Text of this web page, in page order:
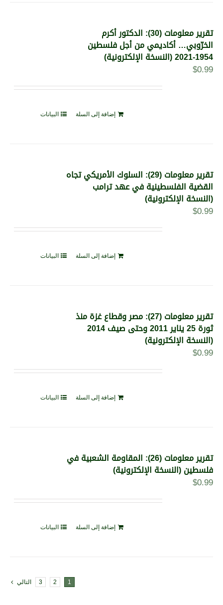
تقرير معلومات (30): الدكتور أكرم
الخرّوبي… أكاديمي من أجل فلسطين
1954-2021 (النسخة الإلكترونية)
$0.99
إضافة إلى السلة البيانات
تقرير معلومات (29): السلوك الأمريكي تجاه
القضية الفلسطينية في عهد ترامب
(النسخة الإلكترونية)
$0.99
إضافة إلى السلة البيانات
تقرير معلومات (27): مصر وقطاع غزة منذ
ثورة 25 يناير 2011 وحتى صيف 2014
(النسخة الإلكترونية)
$0.99
إضافة إلى السلة البيانات
تقرير معلومات (26): المقاومة الشعبية في
فلسطين (النسخة الإلكترونية)
$0.99
إضافة إلى السلة البيانات
1
2
3 التالي